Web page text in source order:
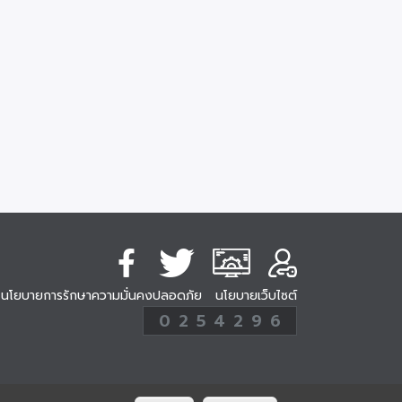
นโยบายการรักษาความมั่นคงปลอดภัย นโยบายเว็บไซต์
254296
ครั้ง
0 2 5 4 2 9 6